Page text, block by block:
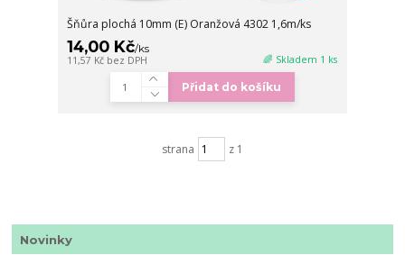
Novinky
Šňůra plochá 10mm (E) Oranžová 4302 1,6m/ks
14,00 Kč/ks
11,57 Kč bez DPH 🌈 Skladem 1 ks
Přidat do košíku
strana z 1